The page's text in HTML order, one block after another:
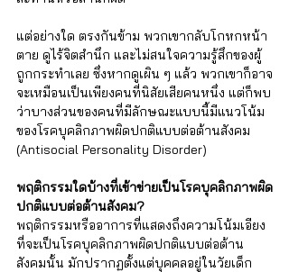
แต่อย่างใด ตรงกันข้าม พวกเขากลับโกหกหน้า
ตาย ดูไร้จิตสำนึก และไม่สนใจความรู้สึกของผู้
ถูกกระทำเลย ซึ่งหากดูเผิน ๆ แล้ว พวกเขาก็อาจ
จะเหมือนเป็นเพียงคนที่นิสัยเสียคนหนึ่ง แต่ก็พบ
ว่าบางส่วนของคนที่มีลักษณะแบบนี้มีแนวโน้ม
ของโรคบุคลิกภาพผิดปกติแบบต่อต้านสังคม
(Antisocial Personality Disorder)
พฤติกรรมใดบ้างที่เข้าข่ายเป็นโรคบุคลิกภาพผิด
ปกติแบบต่อต้านสังคม?
พฤติกรรมหรืออาการที่แสดงถึงความโน้มเอียง
ที่จะเป็นโรคบุคลิกภาพผิดปกติแบบต่อต้าน
สังคมนั้น มักปรากฏตั้งแต่บุคคลอยู่ในวัยเด็ก